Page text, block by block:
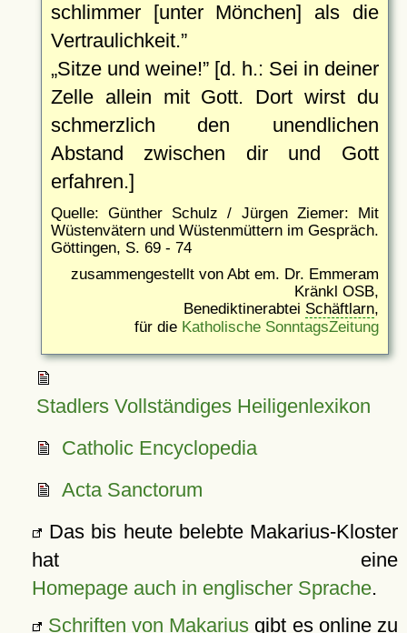
schlimmer [unter Mönchen] als die
Vertraulichkeit.
Sitze und weine! [d. h.: Sei in deiner
Zelle allein mit Gott. Dort wirst du
schmerzlich den unendlichen
Abstand zwischen dir und Gott
erfahren.]
Quelle: Günther Schulz / Jürgen Ziemer: Mit
Wüstenvätern und Wüstenmüttern im Gespräch.
Göttingen, S. 69 - 74
zusammengestellt von Abt em. Dr. Emmeram
Kränkl OSB,
Benediktinerabtei Schäftlarn,
für die Katholische SonntagsZeitung
Stadlers Vollständiges Heiligenlexikon
Catholic Encyclopedia
Acta Sanctorum
Das bis heute belebte Makarius-Kloster
hat eine
Homepage auch in englischer Sprache.
Schriften von Makarius gibt es online zu